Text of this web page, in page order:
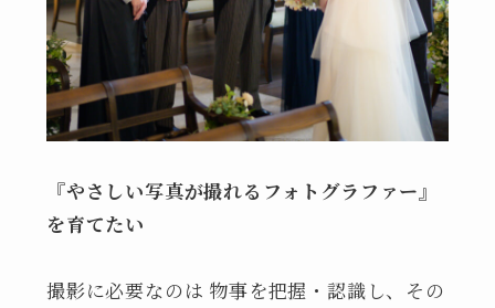
『やさしい写真が撮れるフォトグラファー』
を育てたい
撮影に必要なのは 物事を把握・認識し、その